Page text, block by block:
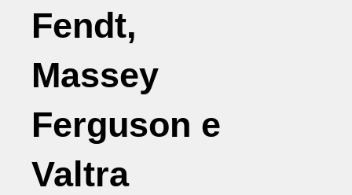
Fendt,
Massey
Ferguson e
Valtra